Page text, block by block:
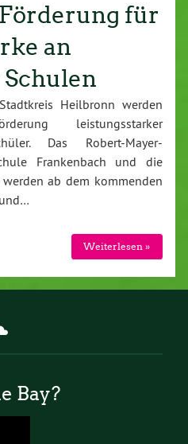
für
an
Heilbronn werden
leistungsstarker
Das Robert-Mayer-
Frankenbach und die
ab dem kommenden
Weiterlesen »
Bay?